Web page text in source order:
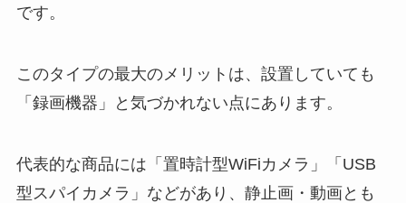
です。
このタイプの最大のメリットは、設置していても
「録画機器」と気づかれない点にあります。
代表的な商品には「置時計型WiFiカメラ」「USB
型スパイカメラ」などがあり、静止画・動画とも